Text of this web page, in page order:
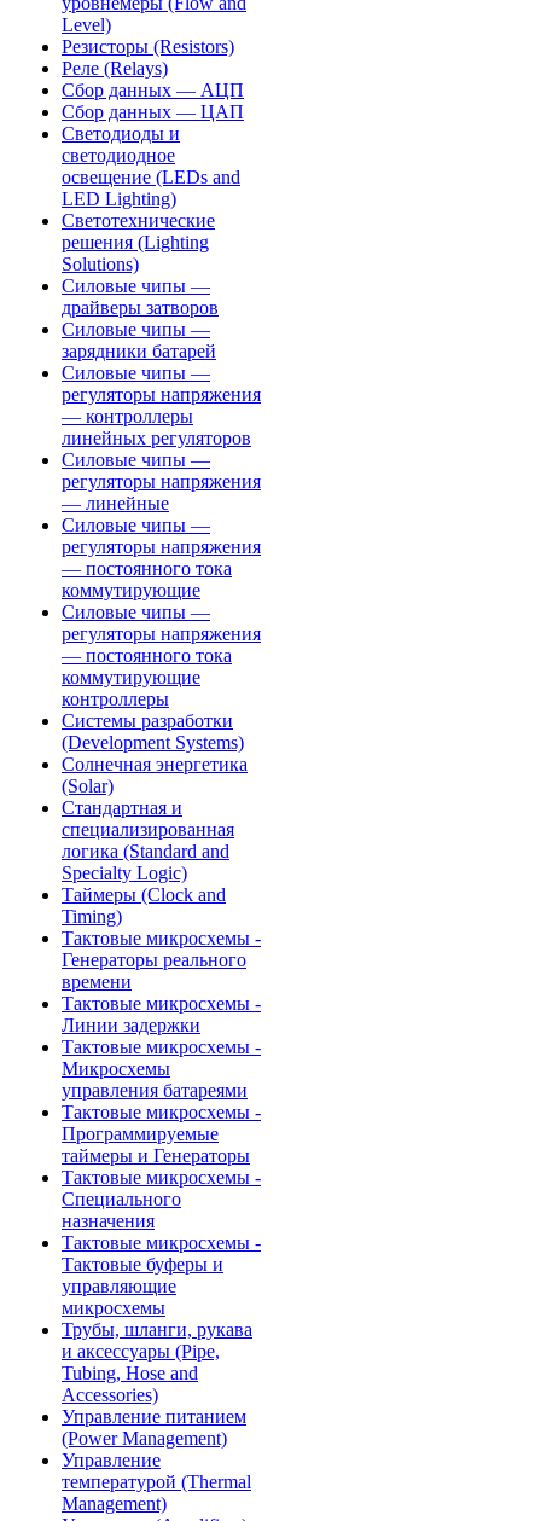
Level)
Резисторы (Resistors)
Реле (Relays)
Сбор данных — АЦП
Сбор данных — ЦАП
Светодиоды и
светодиодное
освещение (LEDs and
LED Lighting)
Светотехнические
решения (Lighting
Solutions)
Силовые чипы —
драйверы затворов
Силовые чипы —
зарядники батарей
Силовые чипы —
регуляторы напряжения
— контроллеры
линейных регуляторов
Силовые чипы —
регуляторы напряжения
— линейные
Силовые чипы —
регуляторы напряжения
— постоянного тока
коммутирующие
Силовые чипы —
регуляторы напряжения
— постоянного тока
коммутирующие
контроллеры
Системы разработки
(Development Systems)
Солнечная энергетика
(Solar)
Стандартная и
специализированная
логика (Standard and
Specialty Logic)
Таймеры (Clock and
Timing)
Тактовые микросхемы -
Генераторы реального
времени
Тактовые микросхемы -
Линии задержки
Тактовые микросхемы -
Микросхемы
управления батареями
Тактовые микросхемы -
Программируемые
таймеры и Генераторы
Тактовые микросхемы -
Специального
назначения
Тактовые микросхемы -
Тактовые буферы и
управляющие
микросхемы
Трубы, шланги, рукава
и аксессуары (Pipe,
Tubing, Hose and
Accessories)
Управление питанием
(Power Management)
Управление
температурой (Thermal
Management)